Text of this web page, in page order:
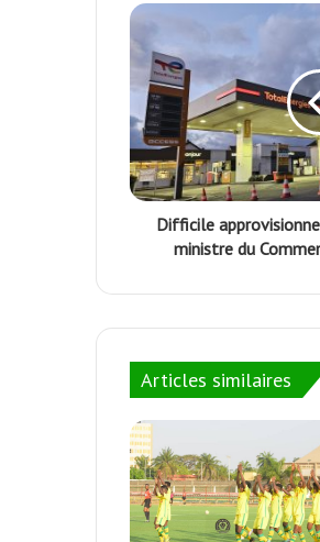
Difficile
ministre du
Articles similaires